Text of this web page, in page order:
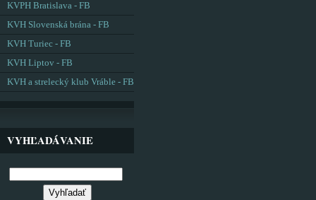
KVPH Bratislava - FB
KVH Slovenská brána - FB
KVH Turiec - FB
KVH Liptov - FB
KVH a strelecký klub Vráble - FB
VYHĽADÁVANIE